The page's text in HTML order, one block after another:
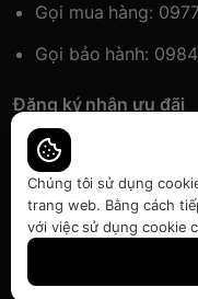
Gọi mua hàng:
Gọi bảo hành:
Đăng ký nhận ưu đãi
Đăng kí để nhận
Bàn quyền thuộc
Chúng tôi sử dụng
trang web. Bằng cách
với việc sử dụng cookie